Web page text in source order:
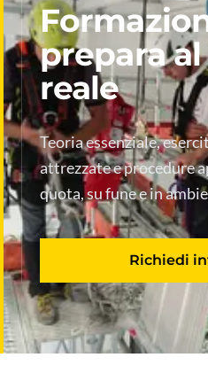
prepara
reale
Teoria essenziale,
attrezzate e procedure
quota, su fune e in
Richiedi